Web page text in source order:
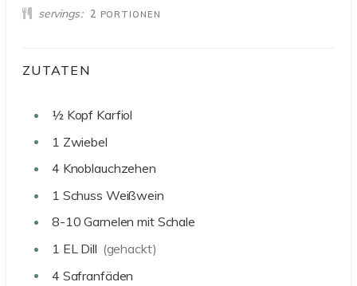
servings 2 PORTIONEN
ZUTATEN
½ Kopf Karfiol
1 Zwiebel
4 Knoblauchzehen
1 Schuss Weißwein
8-10 Garnelen mit Schale
1 EL Dill (gehackt)
4 Safranfäden